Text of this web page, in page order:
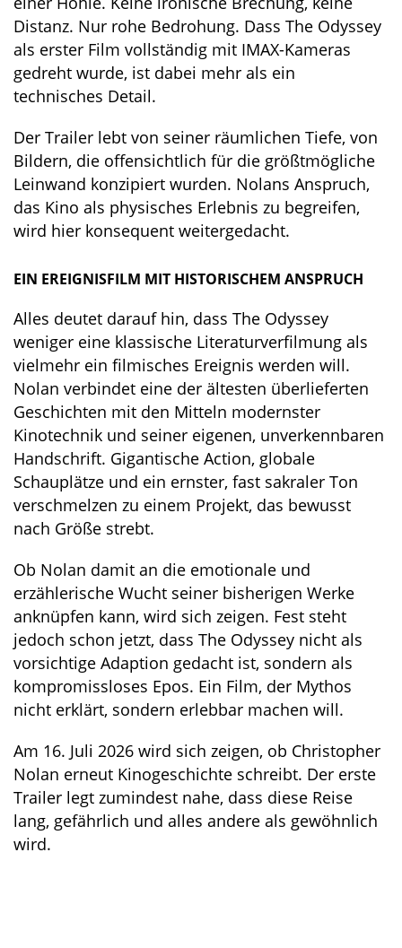
Distanz. Nur rohe Bedrohung. Dass The Odyssey
als erster Film vollständig mit IMAX-Kameras
gedreht wurde, ist dabei mehr als ein
technisches Detail.
Der Trailer lebt von seiner räumlichen Tiefe, von
Bildern, die offensichtlich für die größtmögliche
Leinwand konzipiert wurden. Nolans Anspruch,
das Kino als physisches Erlebnis zu begreifen,
wird hier konsequent weitergedacht.
EIN EREIGNISFILM MIT HISTORISCHEM ANSPRUCH
Alles deutet darauf hin, dass The Odyssey
weniger eine klassische Literaturverfilmung als
vielmehr ein filmisches Ereignis werden will.
Nolan verbindet eine der ältesten überlieferten
Geschichten mit den Mitteln modernster
Kinotechnik und seiner eigenen, unverkennbaren
Handschrift. Gigantische Action, globale
Schauplätze und ein ernster, fast sakraler Ton
verschmelzen zu einem Projekt, das bewusst
nach Größe strebt.
Ob Nolan damit an die emotionale und
erzählerische Wucht seiner bisherigen Werke
anknüpfen kann, wird sich zeigen. Fest steht
jedoch schon jetzt, dass The Odyssey nicht als
vorsichtige Adaption gedacht ist, sondern als
kompromissloses Epos. Ein Film, der Mythos
nicht erklärt, sondern erlebbar machen will.
Am 16. Juli 2026 wird sich zeigen, ob Christopher
Nolan erneut Kinogeschichte schreibt. Der erste
Trailer legt zumindest nahe, dass diese Reise
lang, gefährlich und alles andere als gewöhnlich
wird.